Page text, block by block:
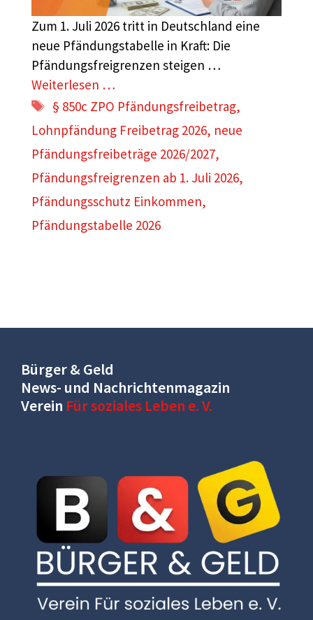
Zum 1. Juli 2026 tritt in Deutschland eine
neue Pfändungstabelle in Kraft: Die
Pfändungsfreigrenzen steigen …
Weiterlesen …
Schlagwörter
§ 850c ZPO Pfändungsfreibetrag,
Lohnpfändung Freibetrag 2026, neue
Pfändungsfreibeträge 2026/2027,
Pfändungsfreigrenzen ab 1. Juli 2026,
Pfändungsschutz Einkommen,
Pfändungstabelle 2026
Bürger & Geld
News- und Nachrichtenmagazin
Verein Für soziales Leben e. V.